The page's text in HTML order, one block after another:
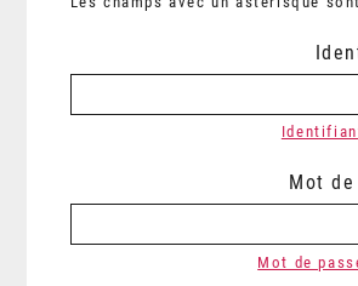
Mot
Mot de